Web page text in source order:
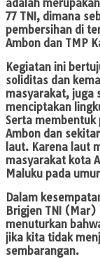
adalah
77 TNI, dimana
pembersihan di
Ambon dan TMP
Kegiatan ini
soliditas dan
masyarakat, juga
menciptakan
Serta
Ambon dan
laut. Karena laut
masyarakat kota
Maluku pada
Dalam
Brigjen TNI (Mar)
menuturkan
jika kita tidak
sembarangan.